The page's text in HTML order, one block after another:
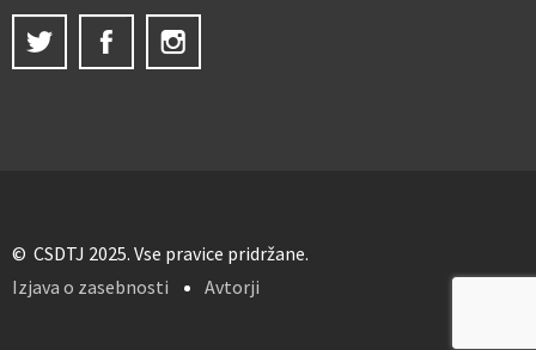
Twitter
Facebook
© CSDTJ 2025. Vse pravice pridržane.
Izjava o zasebnosti
Avtorji